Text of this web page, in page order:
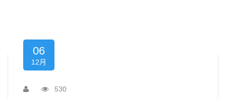
06
12月
530